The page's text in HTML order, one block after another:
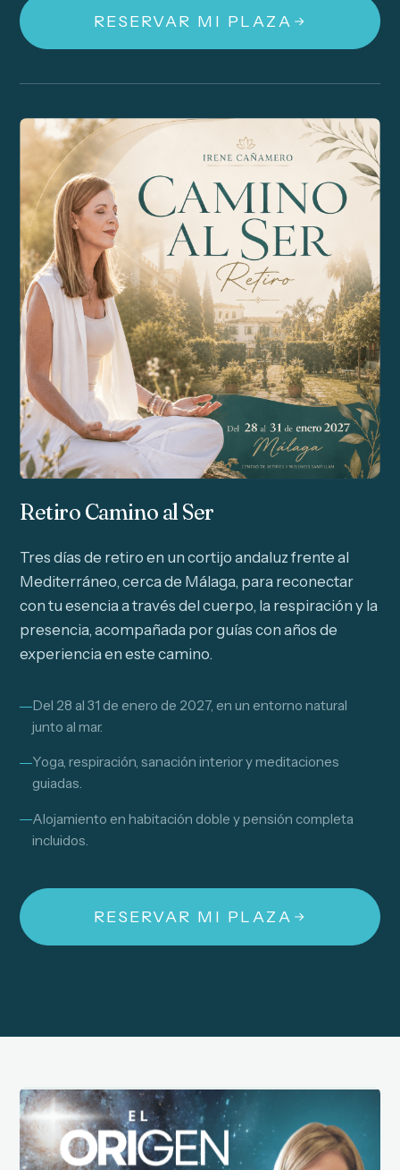
RESERVAR MI PLAZA
Retiro Camino al Ser
Tres días de retiro en un cortijo andaluz frente al
Mediterráneo, cerca de Málaga, para reconectar
con tu esencia a través del cuerpo, la respiración y la
presencia, acompañada por guías con años de
experiencia en este camino.
Del 28 al 31 de enero de 2027, en un entorno natural
junto al mar.
Yoga, respiración, sanación interior y meditaciones
guiadas.
Alojamiento en habitación doble y pensión completa
incluidos.
RESERVAR MI PLAZA